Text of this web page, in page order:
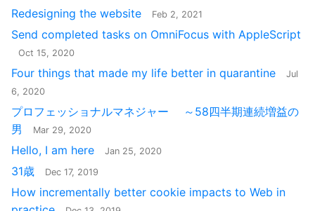
Redesigning the website Feb 2, 2021
Send completed tasks on OmniFocus with AppleScript
Oct 15, 2020
Four things that made my life better in quarantine
Jul
6, 2020
プロフェッショナルマネジャー ～58四半期連続増益の
男
Mar 29, 2020
Hello, I am here Jan 25, 2020
31歳 Dec 17, 2019
How incrementally better cookie impacts to Web in